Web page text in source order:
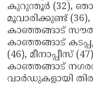
കുറുന്തൂർ (32),
മൂവാരിക്കുണ്ട് (36),
കാഞ്ഞങ്ങാട്
കാഞ്ഞങ്ങാട്
(46), മീനാപ്പീസ്
കാഞ്ഞങ്ങാട്
വാർഡുകളായി